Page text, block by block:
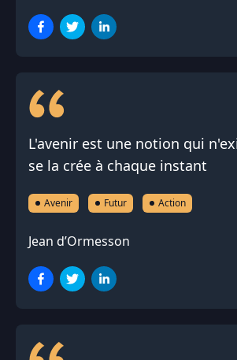
L'avenir est une notion qui
se la crée à chaque instant
Avenir Futur Action
Jean d’Ormesson